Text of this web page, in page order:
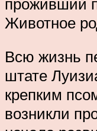
Животное
Всю жизнь
штате
крепким
возникли